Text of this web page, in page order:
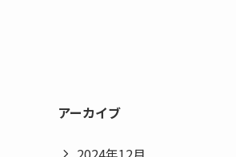
アーカイブ